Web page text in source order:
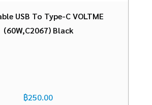
USB To Type-C VOLTME
(60W,C2067) Black
฿250.00